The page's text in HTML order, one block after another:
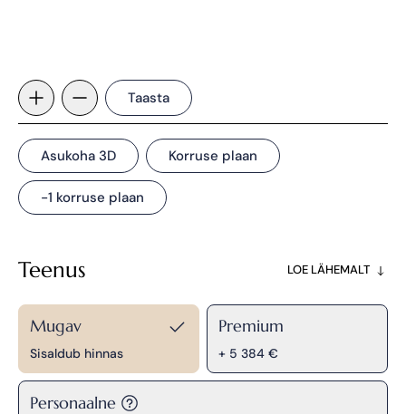
Taasta
Asukoha 3D Korruse plaan
-1 korruse plaan
Teenus LOE LÄHEMALT
Mugav
Sisaldub hinnas
Premium
+ 5 384 €
Personaalne